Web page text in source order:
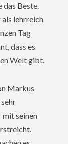
das Beste.
lehrreich
Tag
dass es
Welt gibt.
Markus
seinen